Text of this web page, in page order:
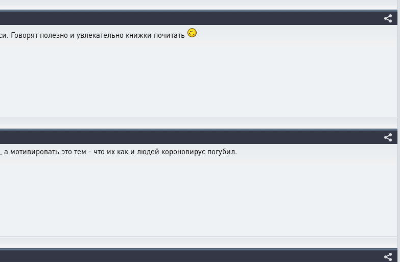
Говорят полезно и увлекательно книжки почитать
мотивировать это тем - что их как и людей короновирус погубил.